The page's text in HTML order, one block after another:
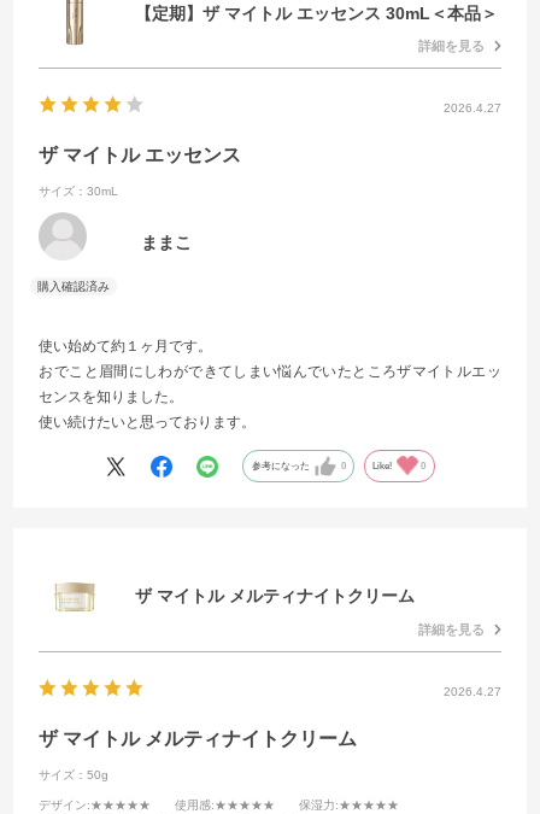
【定期】ザ マイトル エッセンス 30mL＜本品＞
詳細を見る
2026.4.27
ザ マイトル エッセンス
サイズ：30mL
ままこ
使い始めて約１ヶ月です。
おでこと眉間にしわができてしまい悩んでいたところザマイトルエッ
センスを知りました。
使い続けたいと思っております。
参考になった 0 Like! 0
ザ マイトル メルティナイトクリーム
詳細を見る
2026.4.27
ザ マイトル メルティナイトクリーム
サイズ：50g
デザイン:★★★★★ 使用感:★★★★★ 保湿力:★★★★★